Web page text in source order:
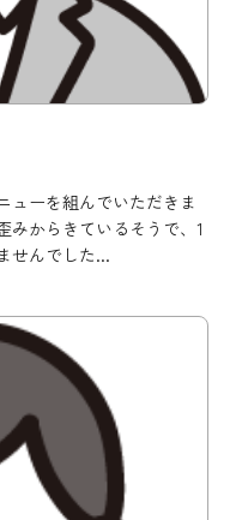
ューを組んでいただきま
みからきているそうで、1
せんでした...